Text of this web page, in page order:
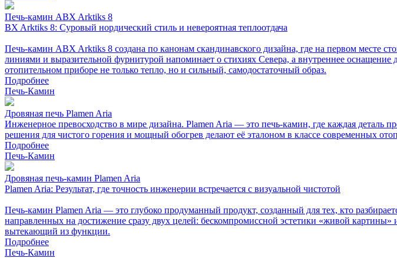
Печь-камин ABX Arktiks 8
BX Arktiks 8: Суровый нордический стиль и невероятная теплоотдача
Печь-камин ABX Arktiks 8 создана по канонам скандинавского дизайна, где на первом месте
линиями и выразительной фурнитурой напоминает о стихиях Севера, а внутреннее
отопительном приборе не только тепло, но и сильный, самодостаточный образ.
Подробнее
Печь-Камин
Дровяная печь Plamen Aria
Инженерное превосходство в мире дизайна. Plamen Aria — это печь-камин, где каждая деталь
решения для чистого горения и мощный обогрев делают её эталоном в классе современных
Подробнее
Печь-Камин
Дровяная печь-камин Plamen Aria
Plamen Aria: Результат, где точность инженерии встречается с визуальной чистотой
Печь-камин Plamen Aria — это глубоко продуманный продукт, созданный для тех, кто
направленных на достижение сразу двух целей: бескомпромиссной эстетики «живой
вытекающий из функции.
Подробнее
Печь-Камин